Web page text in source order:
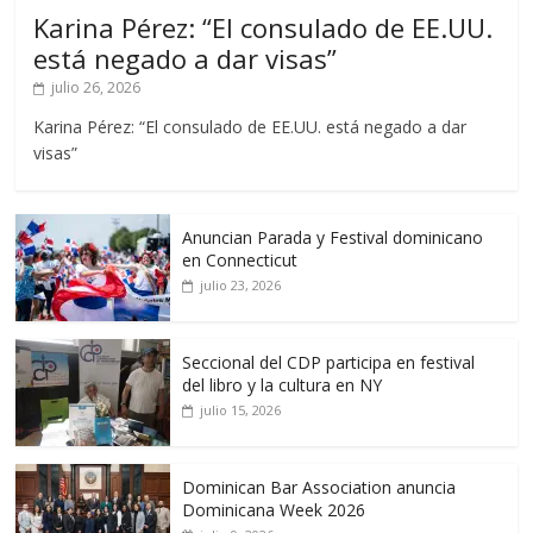
Karina Pérez: “El consulado de EE.UU.
está negado a dar visas”
julio 26, 2026
Karina Pérez: “El consulado de EE.UU. está negado a dar
visas”
Anuncian Parada y Festival dominicano
en Connecticut
julio 23, 2026
Seccional del CDP participa en festival
del libro y la cultura en NY
julio 15, 2026
Dominican Bar Association anuncia
Dominicana Week 2026